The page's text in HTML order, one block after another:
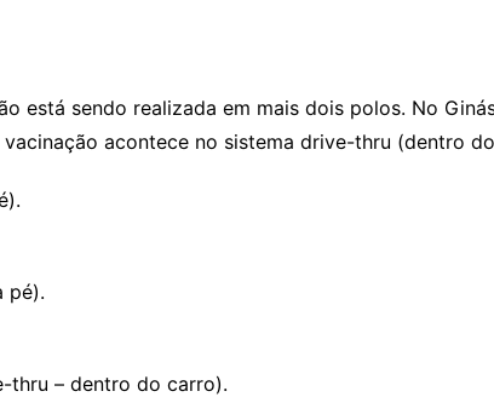
está sendo realizada em mais dois polos. No
acontece no sistema drive-thru (dentro
pé).
thru – dentro do carro).